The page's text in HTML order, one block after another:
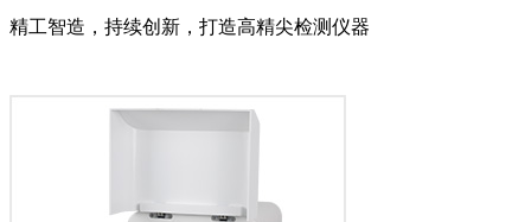
精工智造，持续创新，打造高精尖检测仪器